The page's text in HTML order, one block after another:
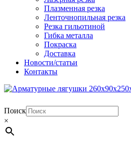
Плазменная резка
Ленточнопильная резка
Резка гильотиной
Гибка металла
Покраска
Доставка
Новости/статьи
Контакты
Поиск
×